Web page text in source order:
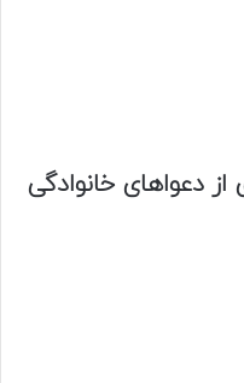
از دعواهای خانوادگی